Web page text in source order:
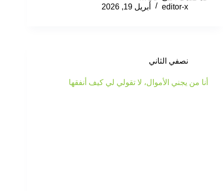
editor-x
أبريل 19, 2026
نصفي الثاني
أنا من يجني الأموال، لا تقولي لي كيف أنفقها